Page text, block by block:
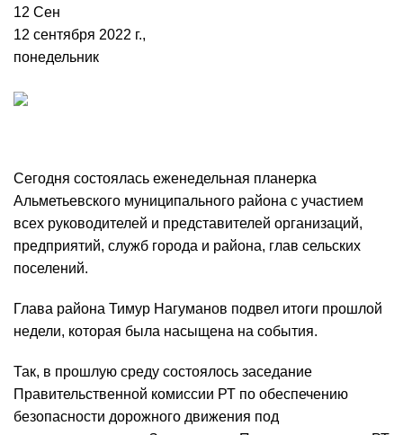
12 Сен
12 сентября 2022 г.,
понедельник
Сегодня состоялась еженедельная планерка
Альметьевского муниципального района с участием
всех руководителей и представителей организаций,
предприятий, служб города и района, глав сельских
поселений.
Глава района Тимур Нагуманов подвел итоги прошлой
недели, которая была насыщена на события.
Так, в прошлую среду состоялось заседание
Правительственной комиссии РТ по обеспечению
безопасности дорожного движения под